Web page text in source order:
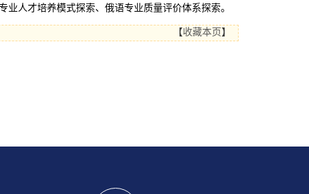
人才培养模式探索、俄语专业质量评价体系探索。
【收藏本页 】